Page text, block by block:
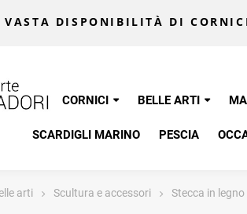
VASTA DISPONIBILITÀ DI
CORNICI BELLE ARTI
SCARDIGLI MARINO PESCIA
arti Scultura e accessori Stecca in